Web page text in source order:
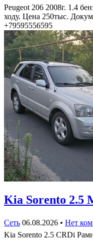
Peugeot 206 2008г. 1.4
ходу. Цена 250тыс.
+79595556595
Kia Sorento 2.5
Сеть 06.08.2026 • Нет
Kia Sorento 2.5 CRDi